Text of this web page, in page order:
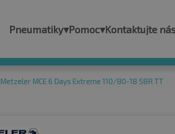
Pneumatiky▾Pomoc▾Kontaktujte
Metzeler MCE 6 Days Extreme 110/80-18 58R TT